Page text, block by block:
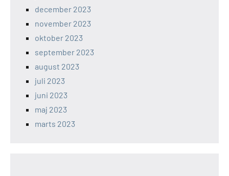
december 2023
november 2023
oktober 2023
september 2023
august 2023
juli 2023
juni 2023
maj 2023
marts 2023